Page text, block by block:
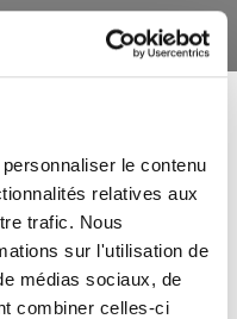
le contenu
relatives aux
trafic. Nous
sur l'utilisation de
médias sociaux, de
combiner celles-ci